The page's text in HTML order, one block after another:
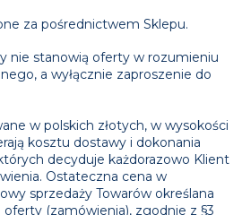
za pośrednictwem Sklepu.
nie stanowią oferty w rozumieniu
a wyłącznie zaproszenie do
w polskich złotych, w wysokości
kosztu dostawy i dokonania
decyduje każdorazowo Klient
Ostateczna cena w
sprzedaży Towarów określana
oferty (zamówienia), zgodnie z §3